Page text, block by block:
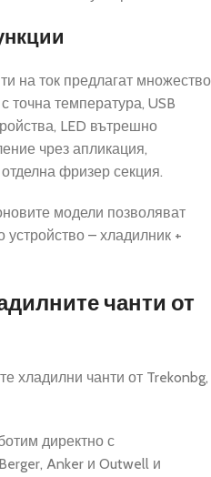
на ток предлагат множество
точна температура, USB
LED вътрешно
чрез апликация,
фризер секция.
модели позволяват
– хладилник +
чанти от
хладилни чанти от Trekonbg,
директно с
Anker и Outwell и